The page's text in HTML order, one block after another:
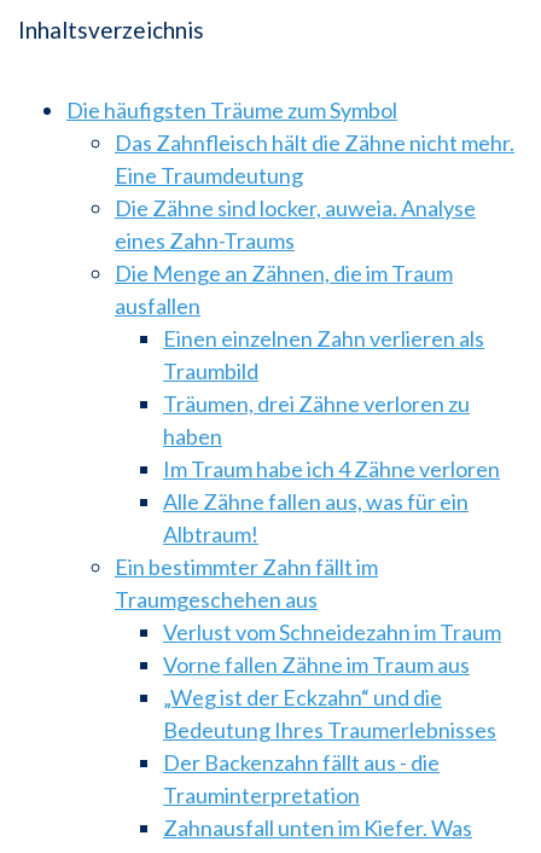
Inhaltsverzeichnis
Die häufigsten Träume zum Symbol
Das Zahnfleisch hält die Zähne nicht mehr.
Eine Traumdeutung
Die Zähne sind locker, auweia. Analyse
eines Zahn-Traums
Die Menge an Zähnen, die im Traum
ausfallen
Einen einzelnen Zahn verlieren als
Traumbild
Träumen, drei Zähne verloren zu
haben
Im Traum habe ich 4 Zähne verloren
Alle Zähne fallen aus, was für ein
Albtraum!
Ein bestimmter Zahn fällt im
Traumgeschehen aus
Verlust vom Schneidezahn im Traum
Vorne fallen Zähne im Traum aus
„Weg ist der Eckzahn“ und die
Bedeutung Ihres Traumerlebnisses
Der Backenzahn fällt aus - die
Trauminterpretation
Zahnausfall unten im Kiefer. Was